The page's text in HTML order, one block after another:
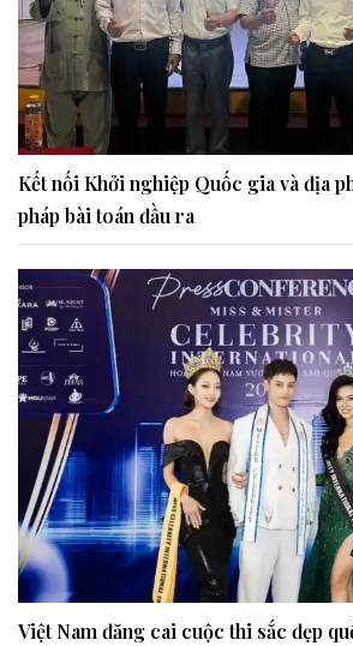
Kết nối Khởi nghiệp Quốc gia và địa
pháp bài toán đầu ra
Việt Nam đăng cai cuộc thi sắc đẹp